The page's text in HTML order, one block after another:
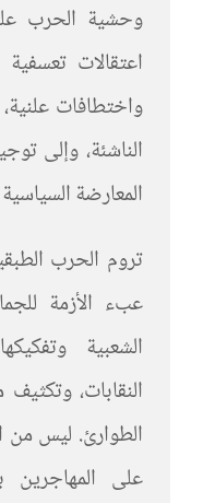
وحشية الحرب
اعتقالات
واختطافات
الناشئة، وإلى
المعارضة
تروم الحرب
عبء الأزمة
الشعبية
النقابات،
الطوارئ. ليس
على